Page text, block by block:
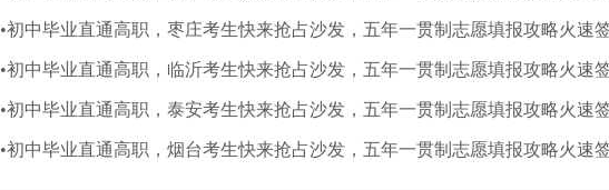
•初中毕业直通高职，枣庄考生快来抢占沙发，五年一贯制志愿填报攻略火速
•初中毕业直通高职，临沂考生快来抢占沙发，五年一贯制志愿填报攻略火速
•初中毕业直通高职，泰安考生快来抢占沙发，五年一贯制志愿填报攻略火速
•初中毕业直通高职，烟台考生快来抢占沙发，五年一贯制志愿填报攻略火速